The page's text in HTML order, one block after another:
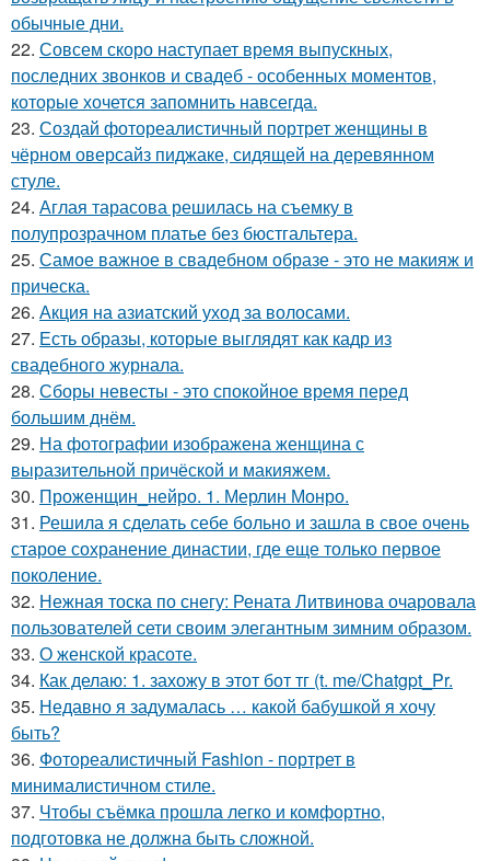
обычные дни.
22. Совсем скоро наступает время выпускных,
последних звонков и свадеб - особенных моментов,
которые хочется запомнить навсегда.
23. Создай фотореалистичный портрет женщины в
чёрном оверсайз пиджаке, сидящей на деревянном
стуле.
24. Аглая тарасова решилась на съемку в
полупрозрачном платье без бюстгальтера.
25. Самое важное в свадебном образе - это не макияж и
прическа.
26. Акция на азиатский уход за волосами.
27. Есть образы, которые выглядят как кадр из
свадебного журнала.
28. Сборы невесты - это спокойное время перед
большим днём.
29. На фотографии изображена женщина с
выразительной причёской и макияжем.
30. Проженщин_нейро. 1. Мерлин Монро.
31. Решила я сделать себе больно и зашла в свое очень
старое сохранение династии, где еще только первое
поколение.
32. Нежная тоска по снегу: Рената Литвинова очаровала
пользователей сети своим элегантным зимним образом.
33. О женской красоте.
34. Как делаю: 1. захожу в этот бот тг (t. me/Chatgpt_Pr.
35. Недавно я задумалась … какой бабушкой я хочу
быть?
36. Фотореалистичный Fashion - портрет в
минималистичном стиле.
37. Чтобы съёмка прошла легко и комфортно,
подготовка не должна быть сложной.